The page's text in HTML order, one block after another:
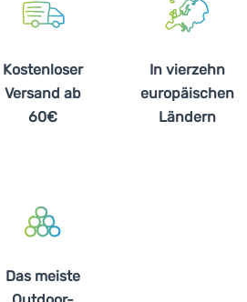
Kostenloser
Versand ab
60€
In vierzehn
europäischen
Ländern
Das meiste